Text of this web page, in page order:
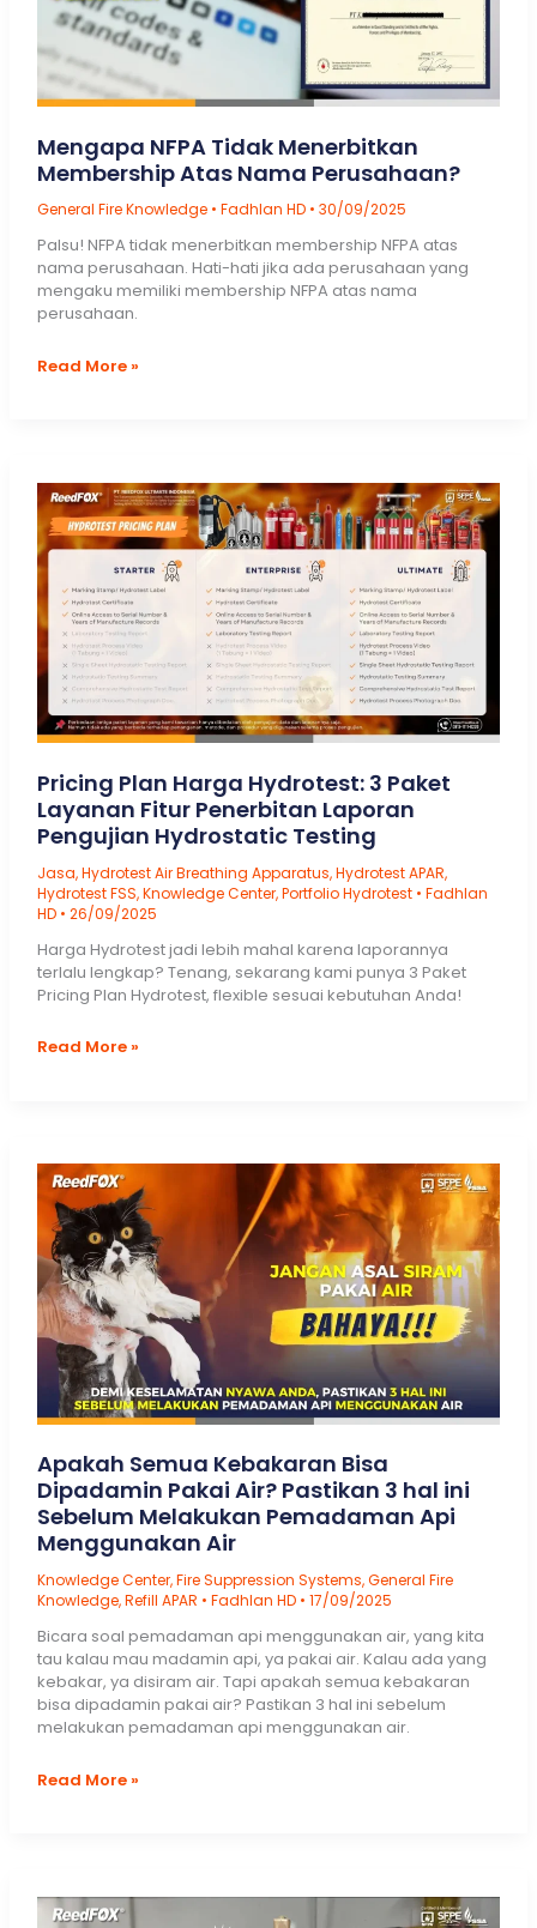
Mengapa NFPA Tidak Menerbitkan
Membership Atas Nama Perusahaan?
General Fire Knowledge• Fadhlan HD • 30/09/2025
Palsu! NFPA tidak menerbitkan membership NFPA atas
nama perusahaan. Hati-hati jika ada perusahaan yang
mengaku memiliki membership NFPA atas nama
perusahaan.
Mengapa
Atas
Nama
Perusahaan?
Read More »
Pricing Plan Harga Hydrotest: 3 Paket
Layanan Fitur Penerbitan Laporan
Pengujian Hydrostatic Testing
Jasa,Hydrotest Air Breathing Apparatus,Hydrotest APAR,
Hydrotest FSS,Knowledge Center,Portfolio Hydrotest• Fadhlan
HD • 26/09/2025
Harga Hydrotest jadi lebih mahal karena laporannya
terlalu lengkap? Tenang, sekarang kami punya 3 Paket
Pricing Plan Hydrotest, flexible sesuai kebutuhan Anda!
Pricing
Paket
Layanan
Fitur
Penerbitan
Laporan
Pengujian
Hydrostatic
Testing
Read More »
Apakah Semua Kebakaran Bisa
Dipadamin Pakai Air? Pastikan 3 hal ini
Sebelum Melakukan Pemadaman Api
Menggunakan Air
Knowledge Center,Fire Suppression Systems,General Fire
Knowledge,Refill APAR • Fadhlan HD • 17/09/2025
Bicara soal pemadaman api menggunakan air, yang kita
tau kalau mau madamin api, ya pakai air. Kalau ada yang
kebakar, ya disiram air. Tapi apakah semua kebakaran
bisa dipadamin pakai air? Pastikan 3 hal ini sebelum
melakukan pemadaman api menggunakan air.
Apakah
Pakai
Air?
Read More »